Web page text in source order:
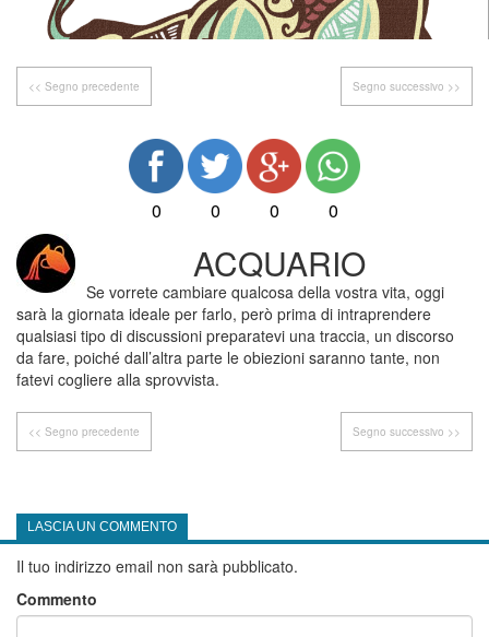
<< Segno precedente Segno successivo >>
0 0 0 0
ACQUARIO
Se vorrete cambiare qualcosa della vostra vita, oggi
sarà la giornata ideale per farlo, però prima di intraprendere
qualsiasi tipo di discussioni preparatevi una traccia, un discorso
da fare, poiché dall’altra parte le obiezioni saranno tante, non
fatevi cogliere alla sprovvista.
<< Segno precedente Segno successivo >>
LASCIA UN COMMENTO
Il tuo indirizzo email non sarà pubblicato.
Commento